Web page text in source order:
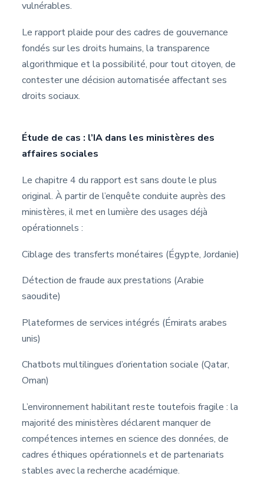
vulnérables.
Le rapport plaide pour des cadres de gouvernance
fondés sur les droits humains, la transparence
algorithmique et la possibilité, pour tout citoyen, de
contester une décision automatisée affectant ses
droits sociaux.
Étude de cas : l’IA dans les ministères des
affaires sociales
Le chapitre 4 du rapport est sans doute le plus
original. À partir de l’enquête conduite auprès des
ministères, il met en lumière des usages déjà
opérationnels :
Ciblage des transferts monétaires (Égypte, Jordanie)
Détection de fraude aux prestations (Arabie
saoudite)
Plateformes de services intégrés (Émirats arabes
unis)
Chatbots multilingues d’orientation sociale (Qatar,
Oman)
L’environnement habilitant reste toutefois fragile : la
majorité des ministères déclarent manquer de
compétences internes en science des données, de
cadres éthiques opérationnels et de partenariats
stables avec la recherche académique.